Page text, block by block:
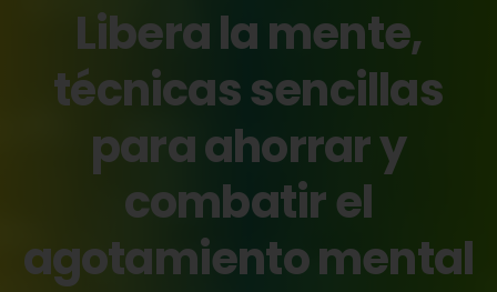
Liberalamente,
técnicassencillas
paraahorrary
combatirel
agotamientomental